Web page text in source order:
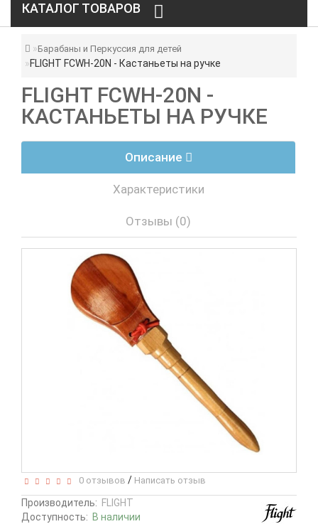
КАТАЛОГ ТОВАРОВ
Барабаны и Перкуссия для детей
FLIGHT FCWH-20N - Кастаньеты на ручке
FLIGHT FCWH-20N -
КАСТАНЬЕТЫ НА РУЧКЕ
Описание
Характеристики
Отзывы (0)
0 отзывов / Написать отзыв
Производитель: FLIGHT
Доступность: В наличии